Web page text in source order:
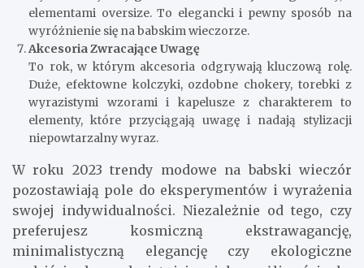
elementami oversize. To elegancki i pewny sposób na
wyróżnienie się na babskim wieczorze.
Akcesoria Zwracające Uwagę
To rok, w którym akcesoria odgrywają kluczową rolę.
Duże, efektowne kolczyki, ozdobne chokery, torebki z
wyrazistymi wzorami i kapelusze z charakterem to
elementy, które przyciągają uwagę i nadają stylizacji
niepowtarzalny wyraz.
W roku 2023 trendy modowe na babski wieczór
pozostawiają pole do eksperymentów i wyrażenia
swojej indywidualności. Niezależnie od tego, czy
preferujesz kosmiczną ekstrawagancję,
minimalistyczną elegancję czy ekologiczne